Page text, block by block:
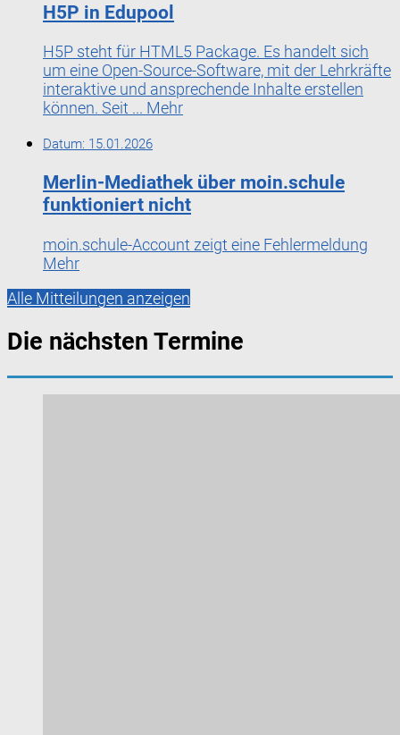
H5P in Edupool
H5P steht für HTML5 Package. Es handelt sich
um eine Open-Source-Software, mit der Lehrkräfte
interaktive und ansprechende Inhalte erstellen
können. Seit ... Mehr
Datum: 15.01.2026
Merlin-Mediathek über moin.schule
funktioniert nicht
moin.schule-Account zeigt eine Fehlermeldung
Mehr
Alle Mitteilungen anzeigen
Die nächsten Termine